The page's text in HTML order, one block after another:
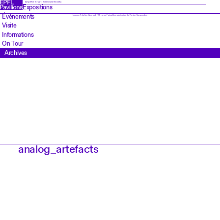
Amplifier for Art, Science and Society
Expositions
Évènements
Visite
Informations
On Tour
Archives
Images: 1, Julien Gremaud / 2-9, avec l'aimable autorisation de Florian Voggeneder.
analog_artefacts